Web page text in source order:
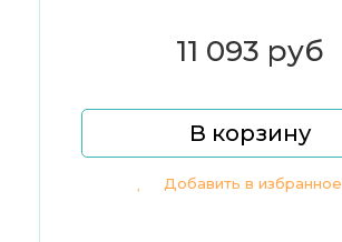
11 093 руб
В корзину
Добавить в избранное